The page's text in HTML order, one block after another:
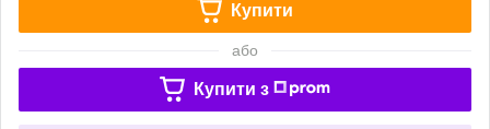
Купити
або
Купити з